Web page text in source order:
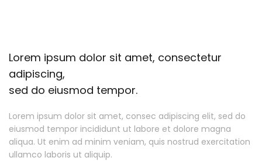
Lorem ipsum dolor sit amet, consectetur
adipiscing,
sed do eiusmod tempor.
Lorem ipsum dolor sit amet, consec adipiscing elit, sed do
eiusmod tempor incididunt ut labore et dolore magna
aliqua. Ut enim ad minim veniam, quis nostrud exercitation
ullamco laboris ut aliquip.